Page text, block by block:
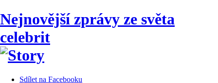
Nejnovější zprávy ze světa
celebrit
Sdílet na Facebooku